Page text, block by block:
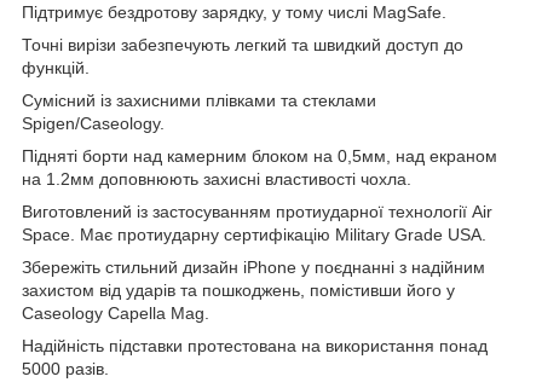
Підтримує бездротову зарядку, у тому числі MagSafe.
Точні вирізи забезпечують легкий та швидкий доступ до
функцій.
Сумісний із захисними плівками та стеклами
Spigen/Caseology.
Підняті борти над камерним блоком на 0,5мм, над екраном
на 1.2мм доповнюють захисні властивості чохла.
Виготовлений із застосуванням протиударної технології Air
Space. Має протиударну сертифікацію Military Grade USA.
Збережіть стильний дизайн iPhone у поєднанні з надійним
захистом від ударів та пошкоджень, помістивши його у
Caseology Capella Mag.
Надійність підставки протестована на використання понад
5000 разів.